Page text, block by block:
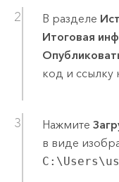
В разделе
Итоговая
код и ссылку
Нажмите
в виде